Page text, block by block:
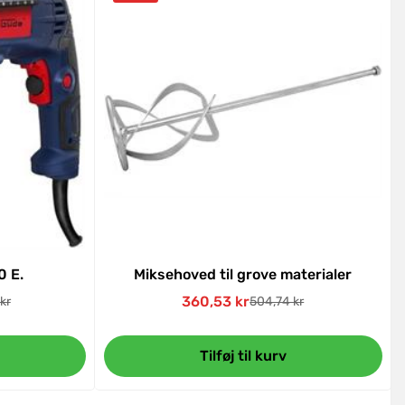
E.
Miksehoved til grove materialer
Udsalgspris
360,53 krNormal
504,74 kr
Tilføj til kurv